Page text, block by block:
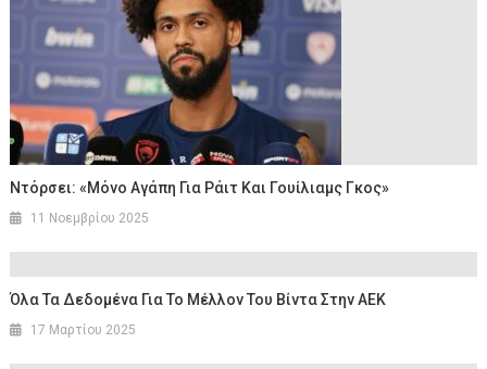
Ντόρσει: «Μόνο Αγάπη Για Ράιτ Και Γουίλιαμς Γκος»
11 Νοεμβρίου 2025
Όλα Τα Δεδομένα Για Το Μέλλον Του Βίντα Στην ΑΕΚ
17 Μαρτίου 2025